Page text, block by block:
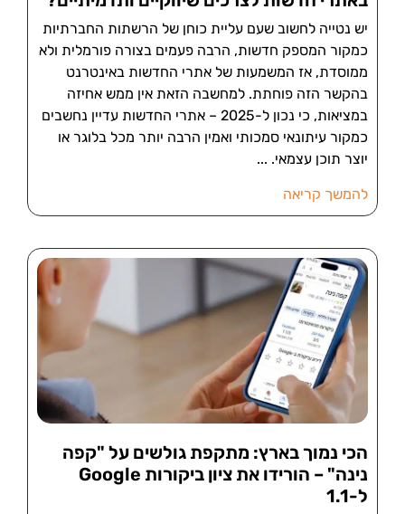
יש נטייה לחשוב שעם עליית כוחן של הרשתות החברתיות
כמקור המספק חדשות, הרבה פעמים בצורה פורמלית ולא
ממוסדת, אז המשמעות של אתרי החדשות באינטרנט
בהקשר הזה פוחתת. למחשבה הזאת אין ממש אחיזה
במציאות, כי נכון ל-2025 – אתרי החדשות עדיין נחשבים
כמקור עיתונאי סמכותי ואמין הרבה יותר מכל בלוגר או
יוצר תוכן עצמאי.
להמשך קריאה
הכי נמוך בארץ: מתקפת גולשים על "קפה
נינה" – הורידו את ציון ביקורות Google
ל-1.1